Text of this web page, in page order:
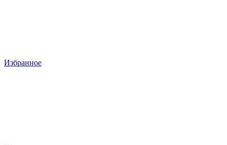
Избранное